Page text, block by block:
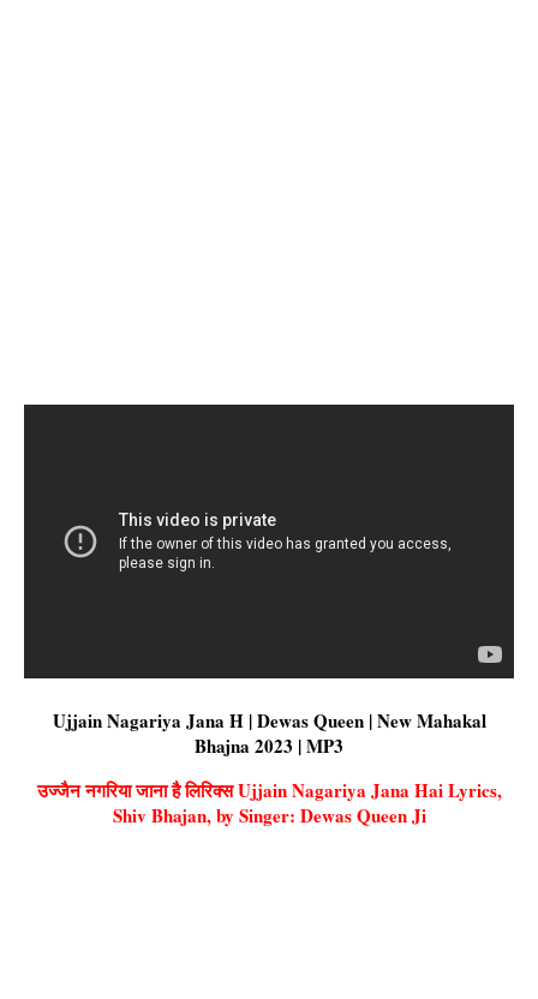
Ujjain Nagariya Jana H | Dewas Queen | New Mahakal
Bhajna 2023 | MP3
उज्जैन नगरिया जाना है लिरिक्स Ujjain Nagariya Jana Hai Lyrics,
Shiv Bhajan, by Singer: Dewas Queen Ji